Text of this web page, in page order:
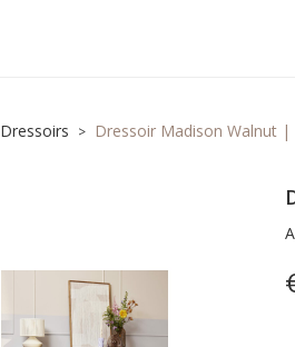
Dressoirs Dressoir Madison Walnut |